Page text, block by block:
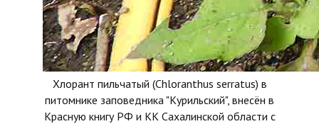
Хлорант пильчатый (Chloranthus serratus) в
питомнике заповедника "Курильский", внесён в
Красную книгу РФ и КК Сахалинской области с